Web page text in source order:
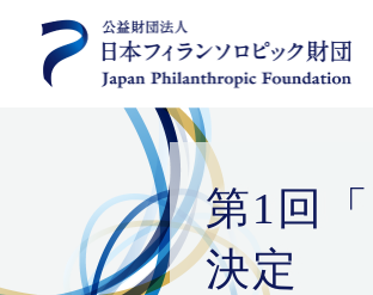
第1回
決定